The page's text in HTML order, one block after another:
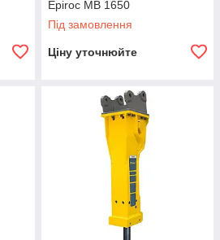
Epiroc MB 1650
Під замовлення
Ціну уточнюйте